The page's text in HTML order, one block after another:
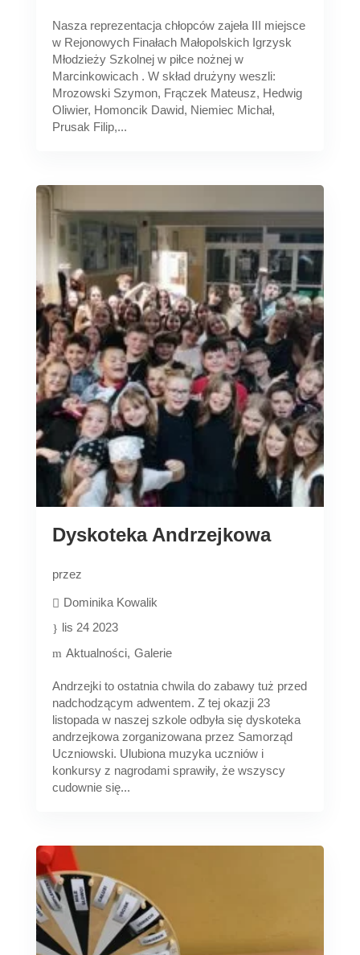
Nasza reprezentacja chłopców zajeła III miejsce
w Rejonowych Finałach Małopolskich Igrzysk
Młodzieży Szkolnej w piłce nożnej w
Marcinkowicach . W skład drużyny weszli:
Mrozowski Szymon, Frączek Mateusz, Hedwig
Oliwier, Homoncik Dawid, Niemiec Michał,
Prusak Filip,...
Dyskoteka Andrzejkowa
przez
Dominika Kowalik
lis 24 2023
Aktualności Galerie
Andrzejki to ostatnia chwila do zabawy tuż przed
nadchodzącym adwentem. Z tej okazji 23
listopada w naszej szkole odbyła się dyskoteka
andrzejkowa zorganizowana przez Samorząd
Uczniowski. Ulubiona muzyka uczniów i
konkursy z nagrodami sprawiły, że wszyscy
cudownie się...